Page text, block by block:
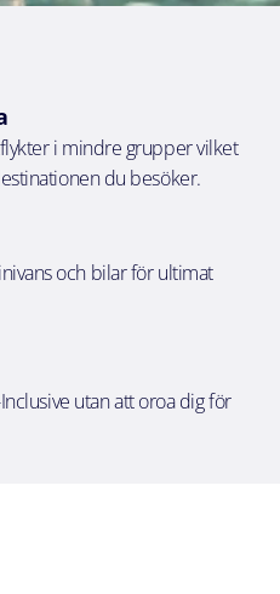
i mindre grupper vilket
du besöker.
och bilar för ultimat
utan att oroa dig för